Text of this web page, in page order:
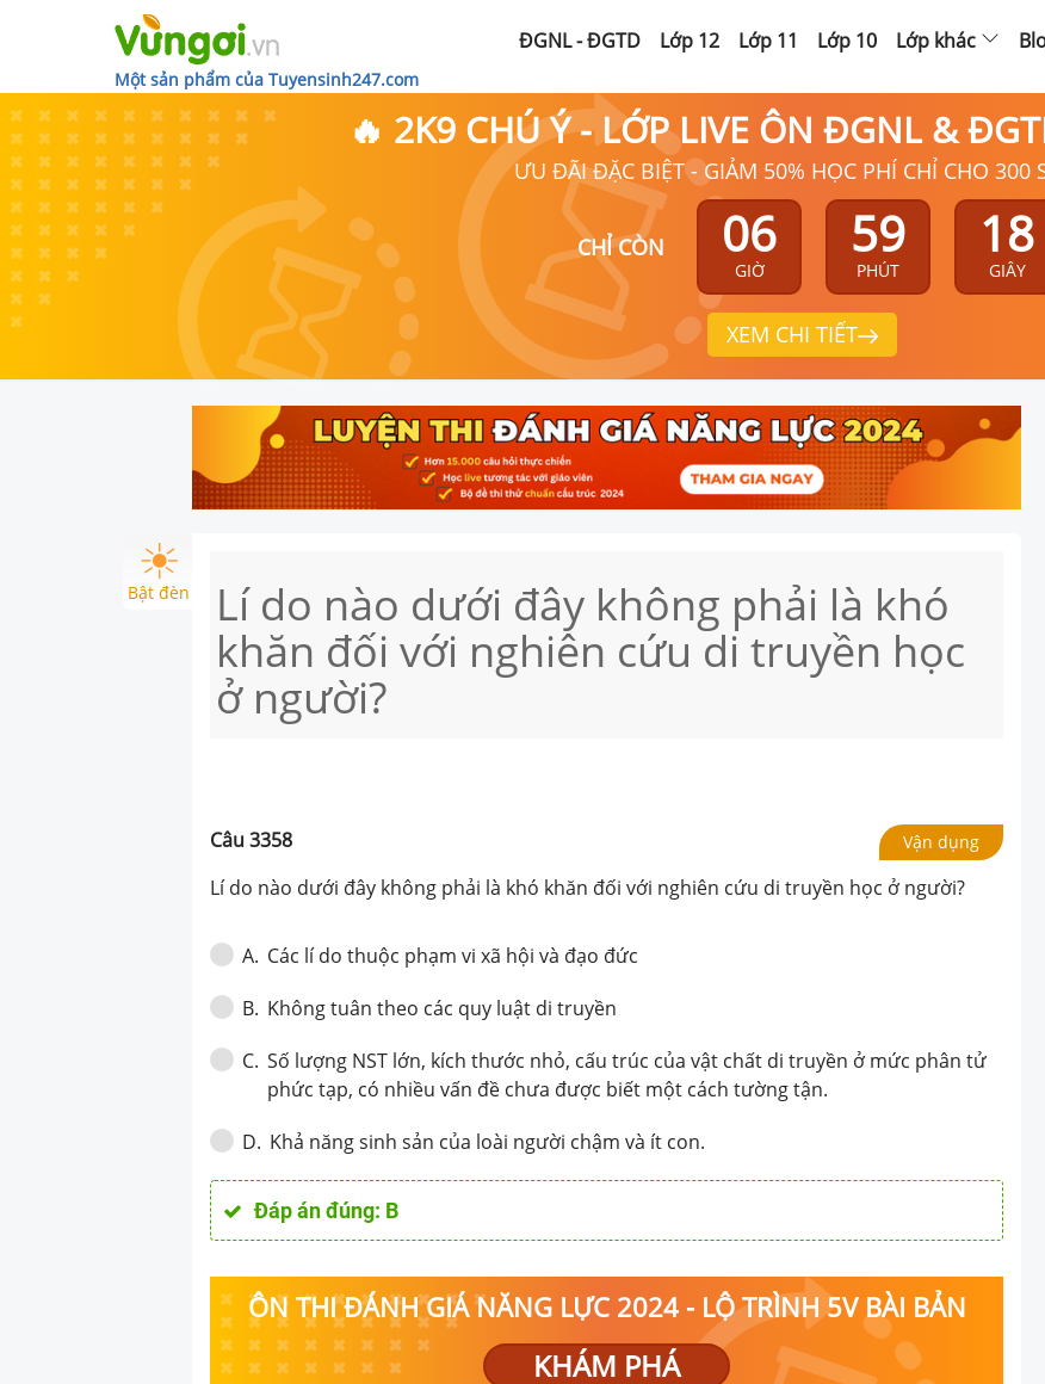
Một sản phẩm của Tuyensinh247.com
ĐGNL - ĐGTD Lớp 12 Lớp 11 Lớp 10 Lớp khác
🔥 2K9 CHÚ Ý - LỚP LIVE ÔN ĐGNL &
ƯU ĐÃI ĐẶC BIỆT - GIẢM 50% HỌC PHÍ CHỈ CHO 300
CHỈ CÒN 06
GIỜ
59
PHÚT
18
GIÂY
XEM CHI TIẾT
Bật đèn Lí do nào dưới đây không phải là khó
khăn đối với nghiên cứu di truyền học
ở người?
Câu3358 Vận dụng
Lí do nào dưới đây không phải là khó khăn đối với nghiên cứu di truyền học ở người?
A. Các lí do thuộc phạm vi xã hội và đạo đức
B. Không tuân theo các quy luật di truyền
C. Số lượng NST lớn, kích thước nhỏ, cấu trúc của vật chất di truyền ở mức phân tử
phức tạp, có nhiều vấn đề chưa được biết một cách tường tận.
D. Khả năng sinh sản của loài người chậm và ít con.
Đáp án đúng: B
ÔN THI ĐÁNH GIÁ NĂNG LỰC 2024 - LỘ TRÌNH 5V BÀI BẢN
KHÁM PHÁ